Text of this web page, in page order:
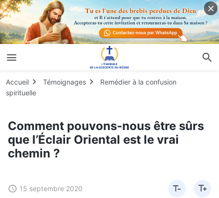
Accueil Témoignages
Remédier à la confusion
spirituelle
Comment pouvons-nous être sûrs
que l’Éclair Oriental est le vrai
chemin ?
15 septembre 2020